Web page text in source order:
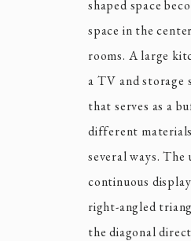
shaped space
space in the
rooms. A large
a TV and storage
that serves as a
different
several ways.
continuous
right-angled
the diagonal